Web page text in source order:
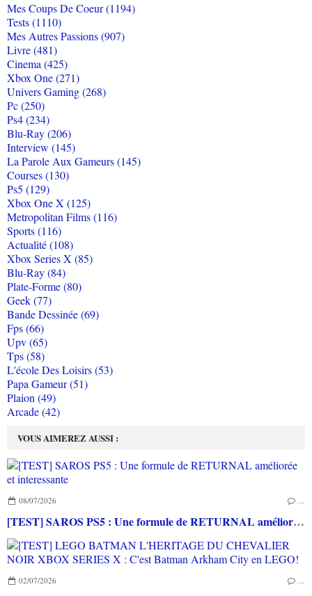
VOUS AIMEREZ AUSSI :
08/07/2026 …
[TEST] SAROS PS5 : Une formule de RETURNAL améliorée et interessante
02/07/2026 …
Mes Coups De Coeur (1194)
Tests (1110)
Mes Autres Passions (907)
Livre (481)
Cinema (425)
Xbox One (271)
Univers Gaming (268)
Pc (250)
Ps4 (234)
Blu-Ray (206)
Interview (145)
La Parole Aux Gameurs (145)
Courses (130)
Ps5 (129)
Xbox One X (125)
Metropolitan Films (116)
Sports (116)
Actualité (108)
Xbox Series X (85)
Blu-Ray (84)
Plate-Forme (80)
Geek (77)
Bande Dessinée (69)
Fps (66)
Upv (65)
Tps (58)
L'école Des Loisirs (53)
Papa Gameur (51)
Plaion (49)
Arcade (42)